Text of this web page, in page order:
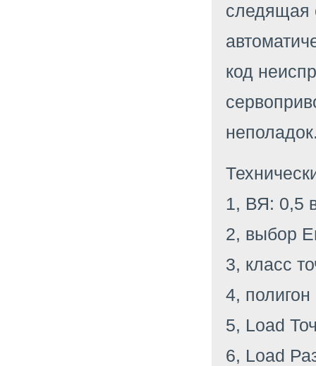
следящая
код
1, ВЯ: 0,5
2, выбор
3, класс
4,
5, Load
6, Load